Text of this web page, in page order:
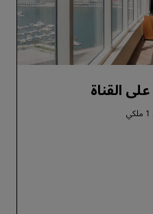
القناة
1 ملكي